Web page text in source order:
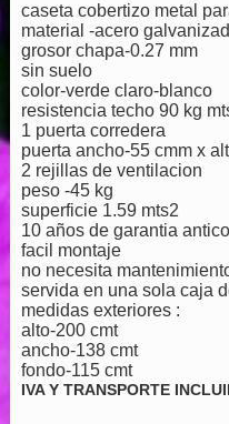
caseta cobertizo metal
material -acero
grosor chapa-0.27 mm
sin suelo
color-verde claro-blanco
resistencia techo 90 kg
1 puerta corredera
puerta ancho-55 cmm x
2 rejillas de ventilacion
peso -45 kg
superficie 1.59 mts2
10 años de garantia
facil montaje
no necesita
servida en una sola caja
medidas exteriores :
alto-200 cmt
ancho-138 cmt
fondo-115 cmt
IVA Y TRANSPORTE